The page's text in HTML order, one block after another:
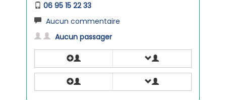
06 95 15 22 33
Aucun commentaire
Aucun passager